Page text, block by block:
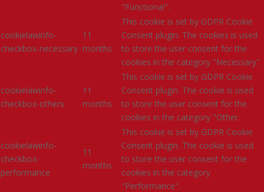
"Functional".
cookielawinfo-
checkbox-necessary
11
months
This cookie is set by GDPR Cookie
Consent plugin. The cookies is used
to store the user consent for the
cookies in the category "Necessary".
cookielawinfo-
checkbox-others
11
months
This cookie is set by GDPR Cookie
Consent plugin. The cookie is used
to store the user consent for the
cookies in the category "Other.
cookielawinfo-
checkbox-
performance
11
months
This cookie is set by GDPR Cookie
Consent plugin. The cookie is used
to store the user consent for the
cookies in the category
"Performance".